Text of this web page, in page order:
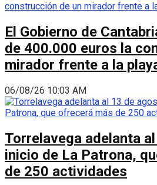
El Gobierno de
de 400.000 euros la
mirador frente a la
06/08/26 10:03 AM
Torrelavega adelanta
inicio de La Patrona,
de 250 actividades